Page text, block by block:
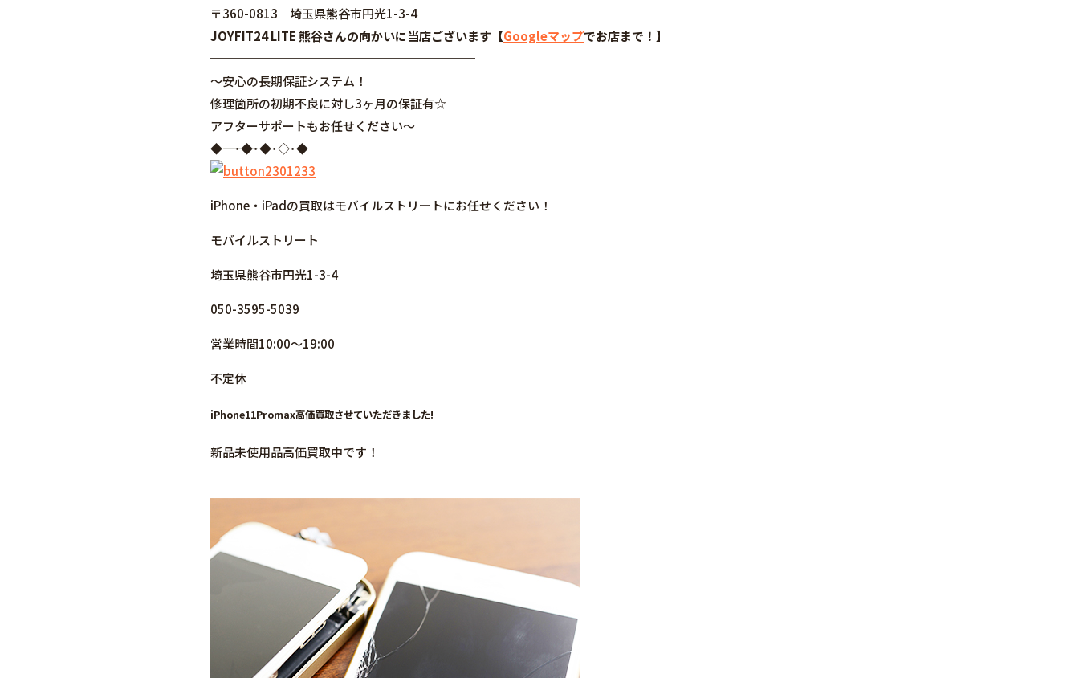
〒360-0813 埼玉県熊谷市円光1-3-4
JOYFIT24 LITE 熊谷さんの向かいに当店ございます【Googleマップでお店まで！】
━━━━━━━━━━━━━━━━━━━━━━
～安心の長期保証システム！
修理箇所の初期不良に対し3ヶ月の保証有☆
アフターサポートもお任せください～
◆――――――――――――――――･◆･◆･◇･◆
iPhone・iPadの買取はモバイルストリートにお任せください！
モバイルストリート
埼玉県熊谷市円光1-3-4
050-3595-5039
営業時間10:00～19:00
不定休
iPhone11Promax高価買取させていただきました!
新品未使用品高価買取中です！